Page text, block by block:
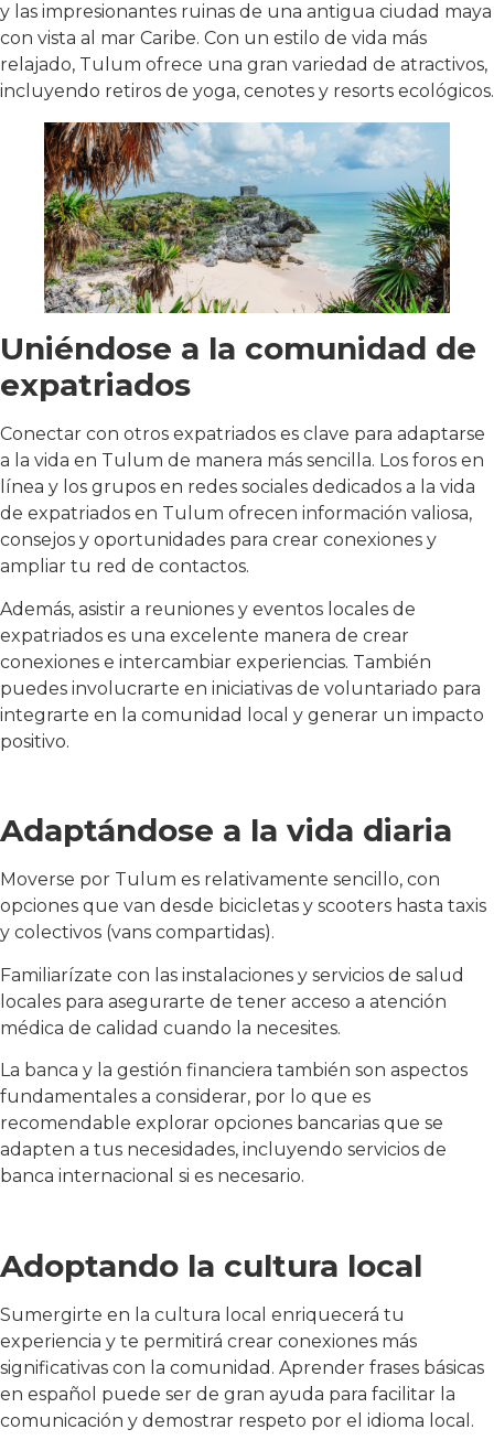
y las impresionantes ruinas de una antigua ciudad maya
con vista al mar Caribe. Con un estilo de vida más
relajado, Tulum ofrece una gran variedad de atractivos,
incluyendo retiros de yoga, cenotes y resorts ecológicos.
Uniéndose a la comunidad de
expatriados
Conectar con otros expatriados es clave para adaptarse
a la vida en Tulum de manera más sencilla. Los foros en
línea y los grupos en redes sociales dedicados a la vida
de expatriados en Tulum ofrecen información valiosa,
consejos y oportunidades para crear conexiones y
ampliar tu red de contactos.
Además, asistir a reuniones y eventos locales de
expatriados es una excelente manera de crear
conexiones e intercambiar experiencias. También
puedes involucrarte en iniciativas de voluntariado para
integrarte en la comunidad local y generar un impacto
positivo.
Adaptándose a la vida diaria
Moverse por Tulum es relativamente sencillo, con
opciones que van desde bicicletas y scooters hasta taxis
y colectivos (vans compartidas).
Familiarízate con las instalaciones y servicios de salud
locales para asegurarte de tener acceso a atención
médica de calidad cuando la necesites.
La banca y la gestión financiera también son aspectos
fundamentales a considerar, por lo que es
recomendable explorar opciones bancarias que se
adapten a tus necesidades, incluyendo servicios de
banca internacional si es necesario.
Adoptando la cultura local
Sumergirte en la cultura local enriquecerá tu
experiencia y te permitirá crear conexiones más
significativas con la comunidad. Aprender frases básicas
en español puede ser de gran ayuda para facilitar la
comunicación y demostrar respeto por el idioma local.